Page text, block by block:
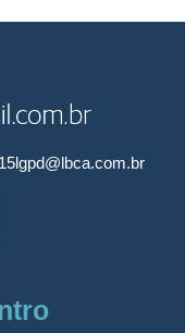
lgpd@lbca.com.br